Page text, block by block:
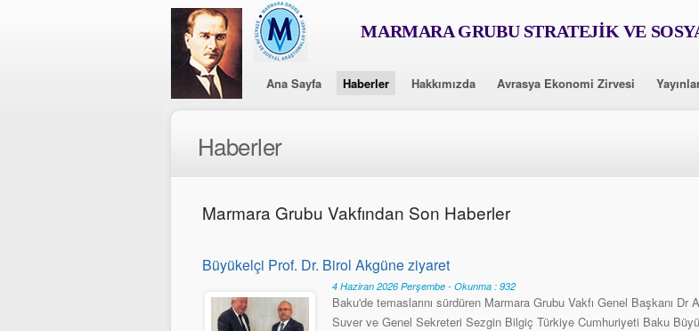
MARMARA GRUBU STRATEJİK VE
Ana Sayfa Haberler Hakkımızda Avrasya Ekonomi Zirvesi
Haberler
Marmara Grubu Vakfından Son Haberler
Büyükelçi Prof. Dr. Birol Akgüne ziyaret
4 Haziran 2026 Perşembe - Okunma : 932
Baku'de temaslarını sürdüren Marmara Grubu Vakfı Genel Başkanı Dr
Suver ve Genel Sekreteri Sezgin Bilgiç Türkiye Cumhuriyeti Baku